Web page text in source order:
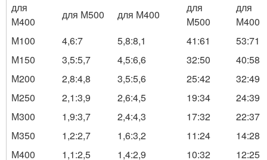
для
М400
для М500 для М400
для
М500
для
М400
М100
4,6:7 5,8:8,1 41:61
53:71
М150
3,5:5,7 4,5:6,6 32:50
40:58
М200
2,8:4,8 3,5:5,6 25:42
32:49
М250
2,1:3,9 2,6:4,5 19:34
24:39
М300
1,9:3,7 2,4:4,3 17:32
22:37
М350
1,2:2,7 1,6:3,2 11:24
14:28
М400
1,1:2,5 1,4:2,9 10:32 12:25